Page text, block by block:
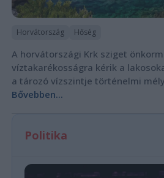
Horvátország Hőség
A horvátországi Krk sziget
víztakarékosságra kérik a
a tározó vízszintje történelmi
Bővebben...
Politika